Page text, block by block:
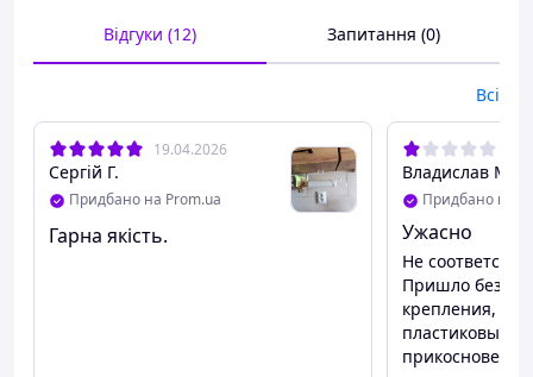
Характеристики:
Розмір:28*8 см
Колір:білий
Відгуки (12) Запитання (0)
Всі
19.04.2026
Сергій Г.
Придбано на Prom.ua
Гарна якість.
Владислав М.
Придбано на
Ужасно
Не
Пришло без
крепления,
пластиковый крючок,